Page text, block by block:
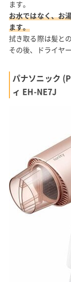
ます。
お水ではなく、お
ます。
拭き取る際は髪と
その後、ドライヤ
パナソニック
ィ EH-NE7J